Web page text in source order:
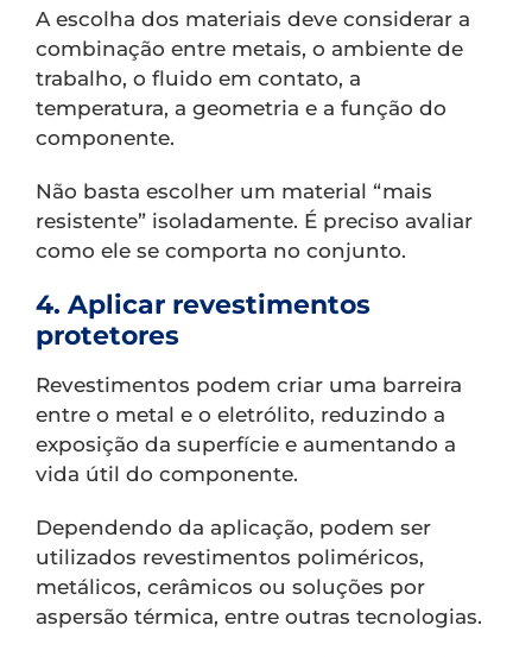
A escolha dos materiais deve considerar a
combinação entre metais, o ambiente de
trabalho, o fluido em contato, a
temperatura, a geometria e a função do
componente.
Não basta escolher um material “mais
resistente” isoladamente. É preciso avaliar
como ele se comporta no conjunto.
4. Aplicar revestimentos
protetores
Revestimentos podem criar uma barreira
entre o metal e o eletrólito, reduzindo a
exposição da superfície e aumentando a
vida útil do componente.
Dependendo da aplicação, podem ser
utilizados revestimentos poliméricos,
metálicos, cerâmicos ou soluções por
aspersão térmica, entre outras tecnologias.